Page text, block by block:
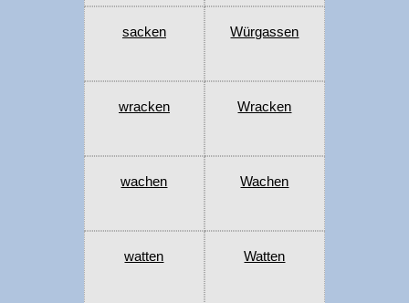
sacken Würgassen
wracken Wracken
wachen Wachen
watten Watten